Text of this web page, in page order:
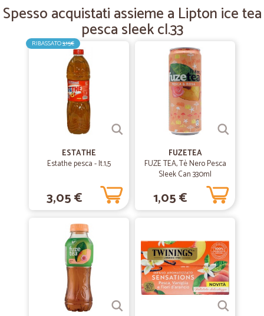
11/07/2019
— Ines M.
fino ad ora niente da dire puntuali ed…
fino ad ora niente da dire puntuali ed accorti sono soddisfatta
Spesso acquistati assieme a Lipton ice tea
pesca sleek cl.33
RIBASSATO3,15€
ESTATHE
Estathe pesca - lt.1,5
3,05 €
FUZETEA
FUZE TEA, Tè Nero Pesca
Sleek Can 330ml
1,05 €